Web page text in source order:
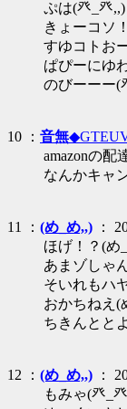
ぷは(癶_癶,,)
きょーコソ
すゆコトお
ぱぴーにゆ
のびーーー(
10 ： 音無
amazonの配
なんかキャ
11 ： (め_め,,) ：
ほげ！？(め_
あまゾしゃ
そいれもハ
おかちねえ(
ちきんとと
12 ： (め_め,,) ：
もみゃ(癶_